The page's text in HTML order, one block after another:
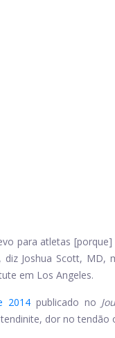
para atletas
Joshua Scott, MD,
em Los Angeles.
2014 publicado no
dor no